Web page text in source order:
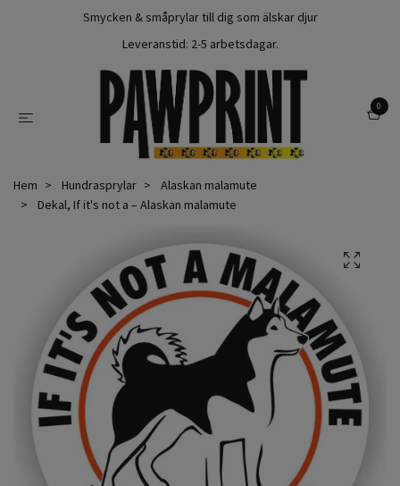
Smycken & småprylar till dig som älskar djur
Leveranstid: 2-5 arbetsdagar.
0
Hem Hundrasprylar
Alaskan malamute
Dekal, If it's not a – Alaskan malamute